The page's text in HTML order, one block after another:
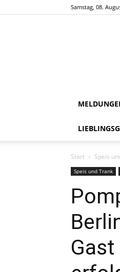
Samstag, 08.
Start Speis
Speis und Trank